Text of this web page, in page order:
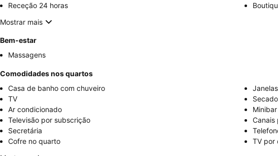
Receção 24 horas
Mostrar mais
Bem-estar
Massagens
Comodidades nos quartos
Casa de banho com chuveiro
TV
Ar condicionado
Minibar
Televisão por subscrição
Canais
Secretária
Cofre no quarto
TV por